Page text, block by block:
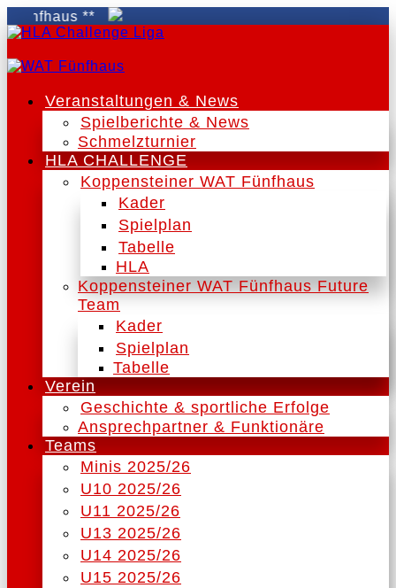
**
Veranstaltungen & News
Spielberichte & News
Schmelzturnier
HLA CHALLENGE
Koppensteiner WAT Fünfhaus
Kader
Spielplan
Tabelle
HLA
Koppensteiner WAT Fünfhaus Future
Team
Kader
Spielplan
Tabelle
Verein
Geschichte & sportliche Erfolge
Ansprechpartner & Funktionäre
Teams
Minis 2025/26
U10 2025/26
U11 2025/26
U13 2025/26
U14 2025/26
U15 2025/26